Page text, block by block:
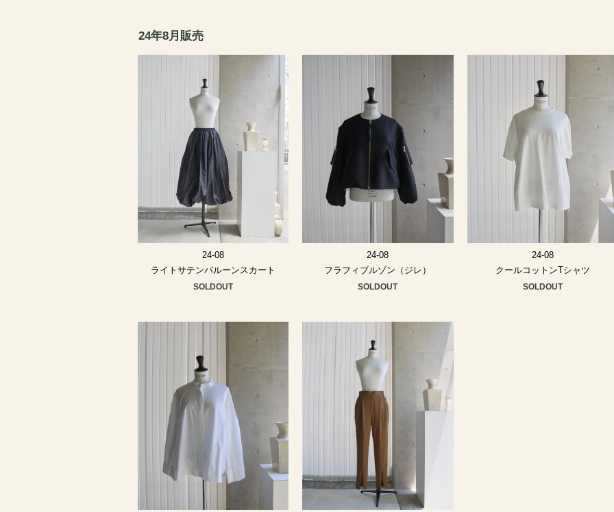
24年8月販売
24-08
ライトサテンバルーンスカート
SOLDOUT
24-08
フラフィブルゾン（ジレ）
SOLDOUT
24-08
クールコットンTシャツ
SOLDOUT